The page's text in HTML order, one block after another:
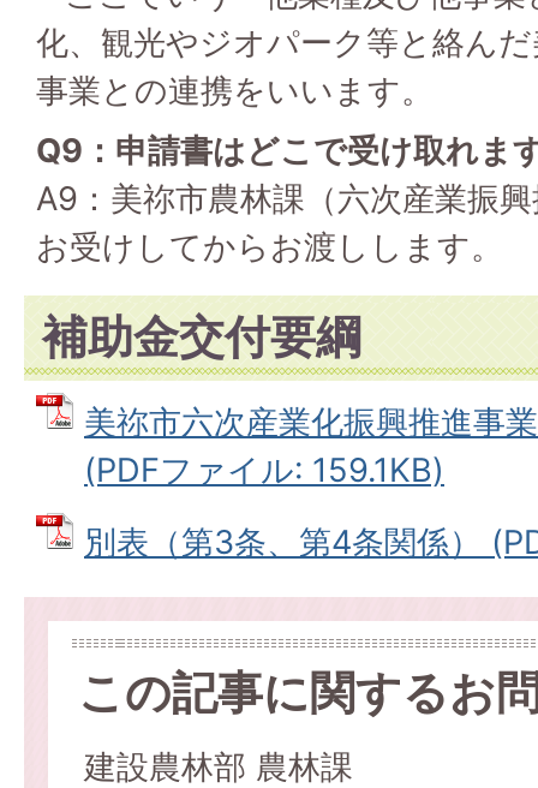
化、観光やジオパーク等と絡ん
事業との連携をいいます。
Q9：申請書はどこで受け取れま
A9：美祢市農林課（六次産業振
お受けしてからお渡しします。
補助金交付要綱
美祢市六次産業化振興推進事
(PDFファイル: 159.1KB)
別表（第3条、第4条関係）
この記事に関するお
建設農林部 農林課